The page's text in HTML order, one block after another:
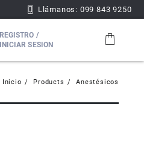
Llámanos: 099 843 9250
REGISTRO /
INICIAR SESION
Inicio Products Anestésicos